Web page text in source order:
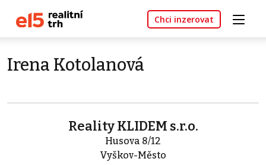
Chci inzerovat
Irena Kotolanová
Reality KLIDEM s.r.o.
Husova 8/12
Vyškov-Město